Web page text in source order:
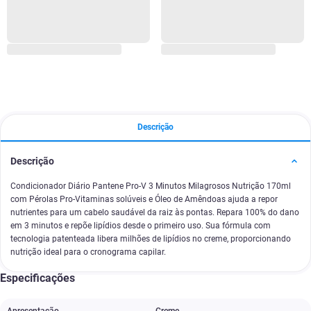
Descrição
Descrição
Condicionador Diário Pantene Pro-V 3 Minutos Milagrosos Nutrição 170ml
com Pérolas Pro-Vitaminas solúveis e Óleo de Amêndoas ajuda a repor
nutrientes para um cabelo saudável da raiz às pontas. Repara 100% do dano
em 3 minutos e repõe lipídios desde o primeiro uso. Sua fórmula com
tecnologia patenteada libera milhões de lipídios no creme, proporcionando
nutrição ideal para o cronograma capilar.
Especificações